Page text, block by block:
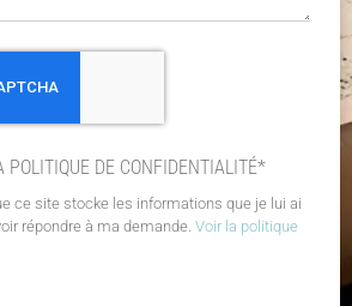
POLITIQUE DE CONFIDENTIALITÉ*
ce site stocke les informations que je lui ai
répondre à ma demande. Voir la politique